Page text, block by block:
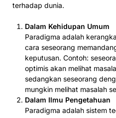
terhadap dunia.
Dalam Kehidupan Umum
Paradigma adalah
cara seseorang
keputusan. Contoh:
optimis akan melihat
sedangkan seseorang
mungkin melihat masalah
Dalam Ilmu Pengetahuan
Paradigma adalah sistem